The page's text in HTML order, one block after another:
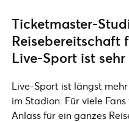
Ticketmaster-
Reisebereitschaft
Live-Sport ist
Live-Sport ist längst
im Stadion. Für viele
Anlass für ein ganzes